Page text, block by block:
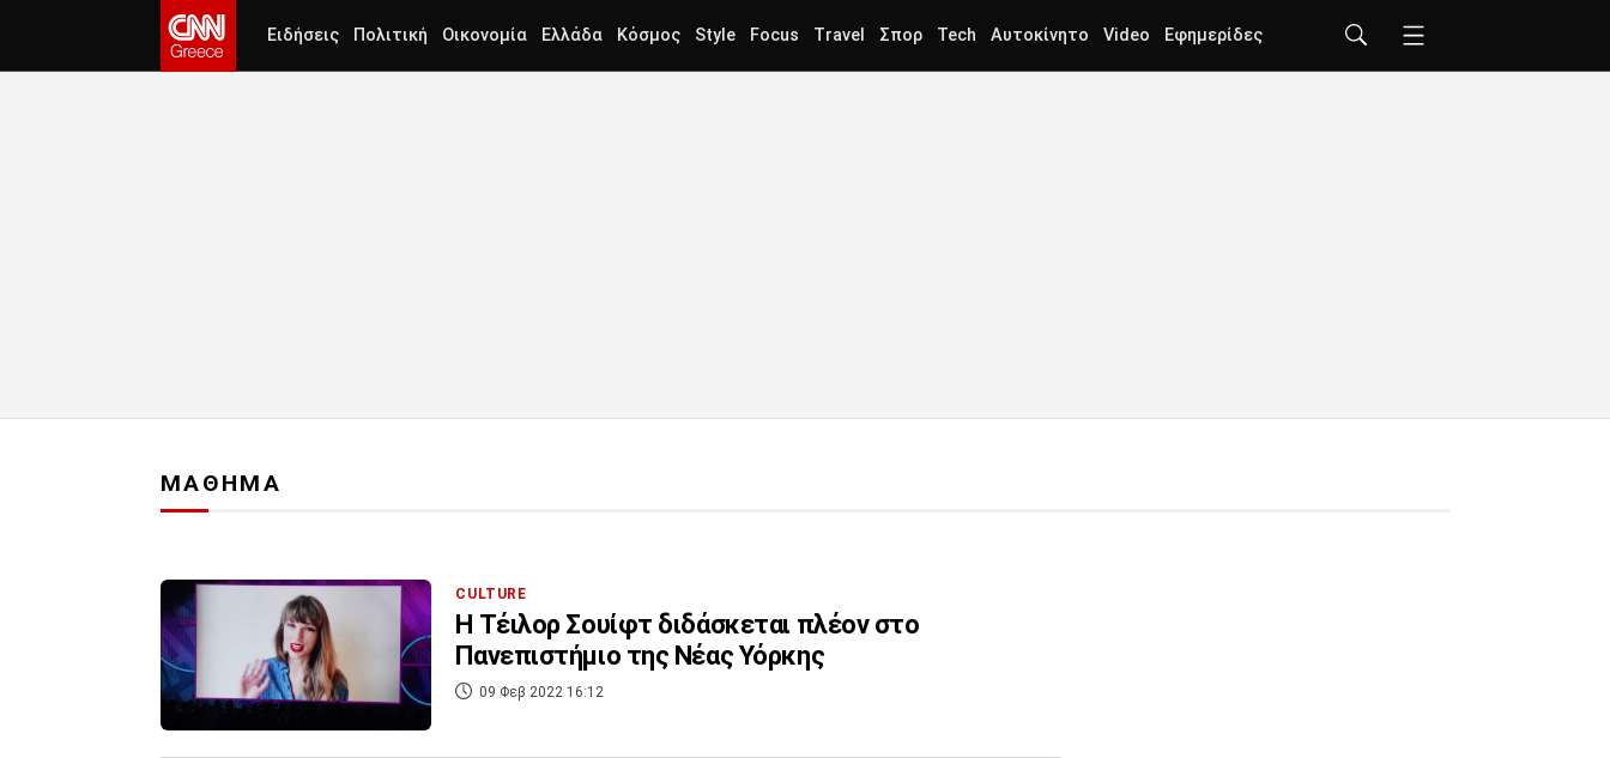
Ειδήσεις Πολιτική Οικονομία Ελλάδα Κόσμος Style Focus Travel Σπορ Tech Αυτοκίνητο Video Εφημερίδες
ΜΑΘΗΜΑ
CULTURE
Η Τέιλορ Σουίφτ διδάσκεται πλέον στο
Πανεπιστήμιο της Νέας Υόρκης
09 Φεβ 2022 16:12